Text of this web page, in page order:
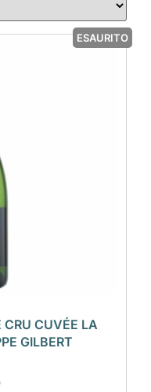
ESAURITO
CRU CUVÉE LA
GILBERT